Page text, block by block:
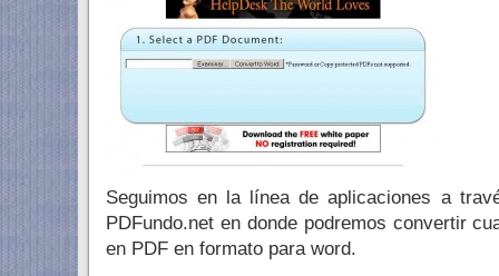
Seguimos en la línea de aplicaciones a
PDFundo.net en donde podremos convertir
en PDF en formato para word.